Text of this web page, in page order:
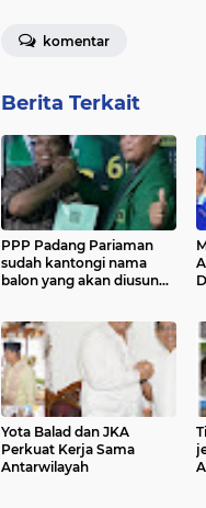
komentar
Berita Terkait
PPP Padang Pariaman
sudah kantongi nama
balon yang akan diusung
Yota Balad dan JKA
Perkuat Kerja Sama
Antarwilayah